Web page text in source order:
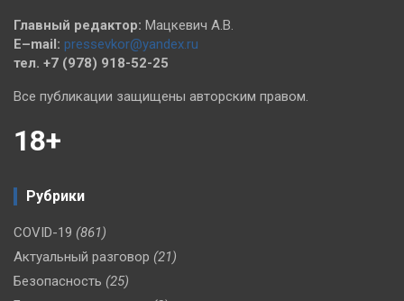
Главный редактор: Мацкевич А.В.
E–mail: pressevkor@yandex.ru
тел. +7 (978) 918-52-25
Все публикации защищены авторским правом.
18+
Рубрики
COVID-19 (861)
Актуальный разговор (21)
Безопасность (25)